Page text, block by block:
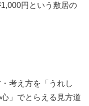
円という敷居の
考え方を「うれし
」でとらえる見方道